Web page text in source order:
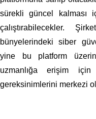
sürekli güncel kalması
çalıştırabilecekler.
bünyelerindeki siber
yine bu platform
uzmanlığa erişim
gereksinimlerini merkezi